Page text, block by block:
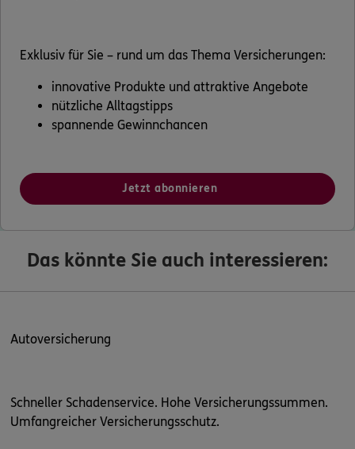
Exklusiv für Sie – rund um das Thema Versicherungen:
innovative Produkte und attraktive Angebote
nützliche Alltagstipps
spannende Gewinnchancen
Jetzt abonnieren
Das könnte Sie auch interessieren:
Autoversicherung
Schneller Schadenservice. Hohe Versicherungssummen.
Umfangreicher Versicherungsschutz.